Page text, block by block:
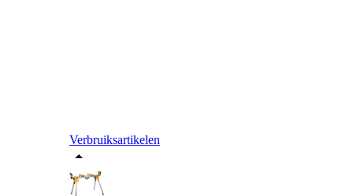
Verbruiksartikelen